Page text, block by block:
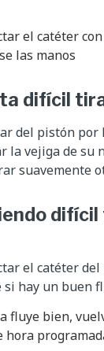
el catéter
las manos
difícil
del pistón por
la vejiga de su
suavemente
difícil
el catéter
si hay un buen
fluye bien,
hora